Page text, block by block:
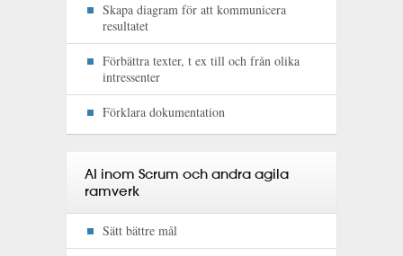
Skapa diagram för att kommunicera
resultatet
Förbättra texter, t ex till och från olika
intressenter
Förklara dokumentation
AI inom Scrum och andra agila
ramverk
Sätt bättre mål